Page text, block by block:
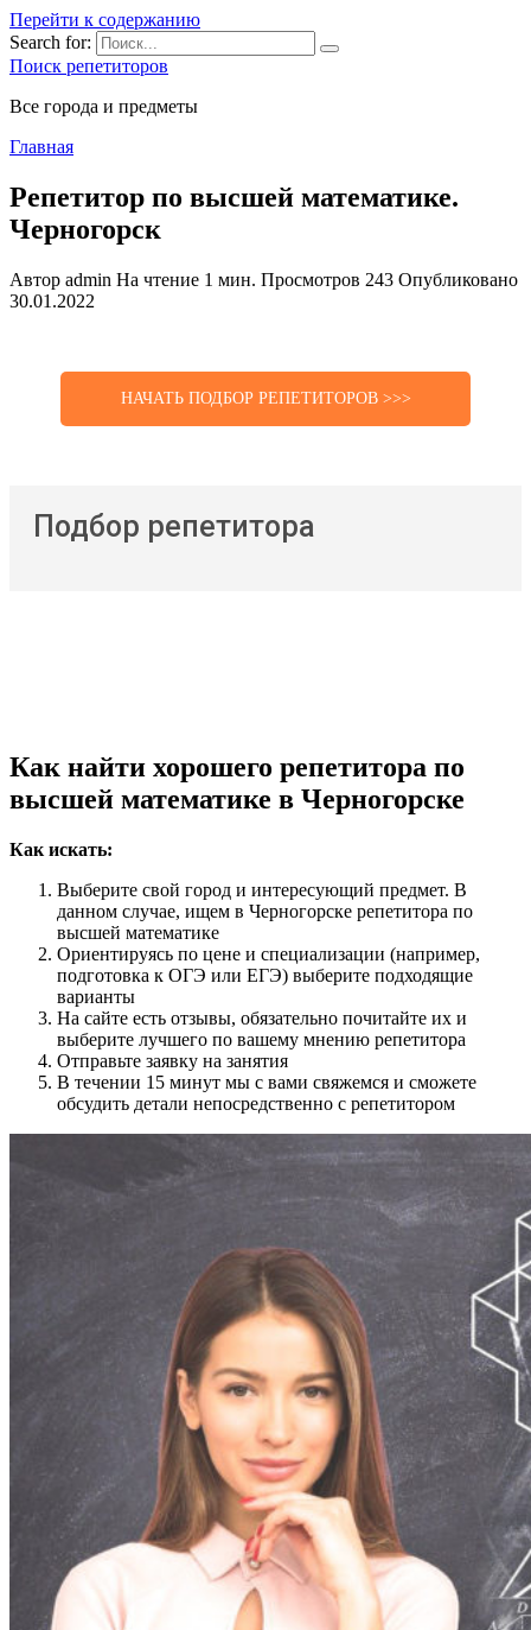
Перейти к содержанию
Search for:
Поиск репетиторов
Все города и предметы
Главная
Репетитор по высшей математике.
Черногорск
Автор admin На чтение 1 мин. Просмотров 243 Опубликовано
30.01.2022
НАЧАТЬ ПОДБОР РЕПЕТИТОРОВ >>>
Подбор репетитора
Как найти хорошего репетитора по
высшей математике в Черногорске
Как искать:
Выберите свой город и интересующий предмет. В
данном случае, ищем в Черногорске репетитора по
высшей математике
Ориентируясь по цене и специализации (например,
подготовка к ОГЭ или ЕГЭ) выберите подходящие
варианты
На сайте есть отзывы, обязательно почитайте их и
выберите лучшего по вашему мнению репетитора
Отправьте заявку на занятия
В течении 15 минут мы с вами свяжемся и сможете
обсудить детали непосредственно с репетитором